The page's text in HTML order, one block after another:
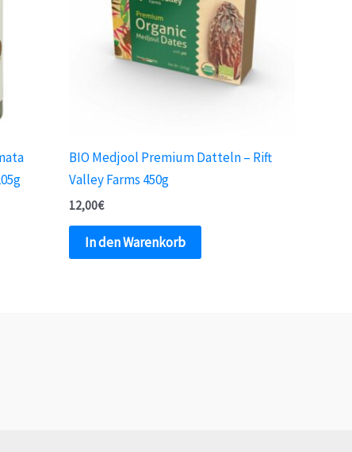
BIO Medjool Premium Datteln – Rift
Valley Farms 450g
12,00€
In den Warenkorb